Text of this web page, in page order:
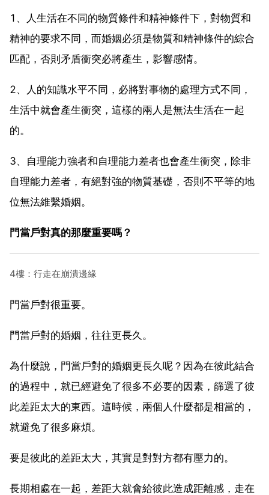
1、人生活在不同的物質條件和精神條件下，對物質和
精神的要求不同，而婚姻必須是物質和精神條件的綜合
匹配，否則矛盾衝突必將產生，影響感情。
2、人的知識水平不同，必將對事物的處理方式不同，
生活中就會產生衝突，這樣的兩人是無法生活在一起
的。
3、自理能力強者和自理能力差者也會產生衝突，除非
自理能力差者，有絕對強的物質基礎，否則不平等的地
位無法維繫婚姻。
門當戶對真的那麼重要嗎？
4樓：行走在崩潰邊緣
門當戶對很重要。
門當戶對的婚姻，往往更長久。
為什麼說，門當戶對的婚姻更長久呢？因為在彼此結合
的過程中，就已經避免了很多不必要的因素，篩選了彼
此差距太大的東西。這時候，兩個人什麼都是相當的，
就避免了很多麻煩。
要是彼此的差距太大，其實是對對方都有壓力的。
長期相處在一起，差距大就會給彼此造成距離感，走在